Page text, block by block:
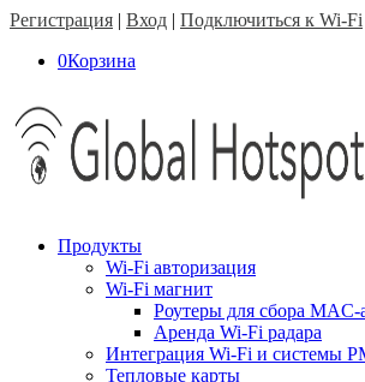
Регистрация | Вход | Подключиться к Wi-Fi
0Корзина
Продукты
Wi-Fi авторизация
Wi-Fi магнит
Роутеры для сбора MAC-
Аренда Wi-Fi радара
Интеграция Wi-Fi и системы
Тепловые карты